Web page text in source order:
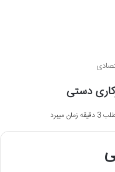
دستی
میبرد